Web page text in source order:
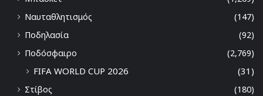
Ναυταθλητισμός
(147)
Ποδηλασία
(92)
Ποδόσφαιρο
(2,769)
FIFA WORLD CUP 2026 (31)
Στίβος
(180)